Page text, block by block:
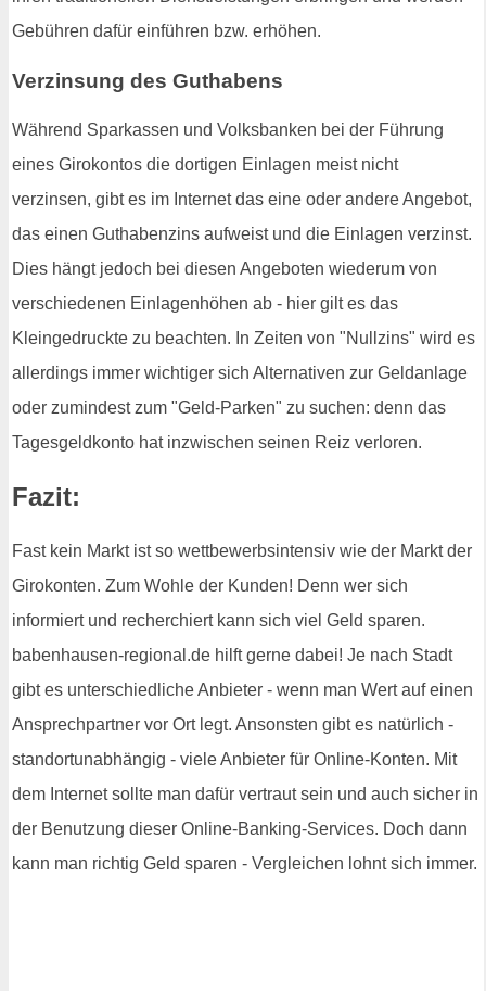
Gebühren dafür einführen bzw. erhöhen.
Verzinsung des Guthabens
Während Sparkassen und Volksbanken bei der Führung
eines Girokontos die dortigen Einlagen meist nicht
verzinsen, gibt es im Internet das eine oder andere Angebot,
das einen Guthabenzins aufweist und die Einlagen verzinst.
Dies hängt jedoch bei diesen Angeboten wiederum von
verschiedenen Einlagenhöhen ab - hier gilt es das
Kleingedruckte zu beachten. In Zeiten von "Nullzins" wird es
allerdings immer wichtiger sich Alternativen zur Geldanlage
oder zumindest zum "Geld-Parken" zu suchen: denn das
Tagesgeldkonto hat inzwischen seinen Reiz verloren.
Fazit:
Fast kein Markt ist so wettbewerbsintensiv wie der Markt der
Girokonten. Zum Wohle der Kunden! Denn wer sich
informiert und recherchiert kann sich viel Geld sparen.
babenhausen-regional.de hilft gerne dabei! Je nach Stadt
gibt es unterschiedliche Anbieter - wenn man Wert auf einen
Ansprechpartner vor Ort legt. Ansonsten gibt es natürlich -
standortunabhängig - viele Anbieter für Online-Konten. Mit
dem Internet sollte man dafür vertraut sein und auch sicher in
der Benutzung dieser Online-Banking-Services. Doch dann
kann man richtig Geld sparen - Vergleichen lohnt sich immer.